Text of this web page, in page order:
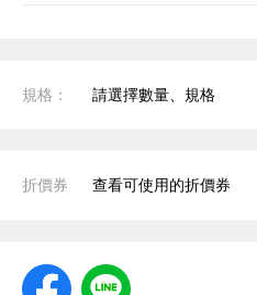
規格： 請選擇數量、規格
折價券 查看可使用的折價券